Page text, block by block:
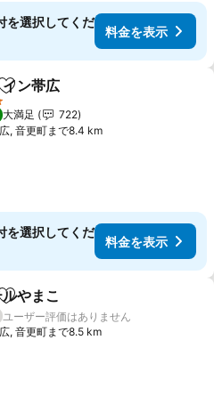
を選択してくだ
料金を表示
お気に入りに追加
イン帯広
ルのランク
大満足
722
, 音更町まで8.4 km
を選択してくだ
料金を表示
お気に入りに追加
やまこ
ユーザー評価はありません
, 音更町まで8.5 km